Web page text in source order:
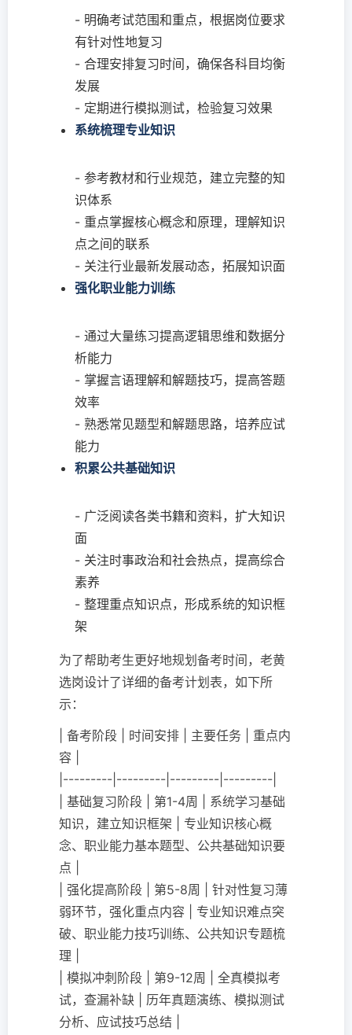
- 明确考试范围和重点，根据岗位要求
有针对性地复习
- 合理安排复习时间，确保各科目均衡
发展
- 定期进行模拟测试，检验复习效果
系统梳理专业知识
- 参考教材和行业规范，建立完整的知
识体系
- 重点掌握核心概念和原理，理解知识
点之间的联系
- 关注行业最新发展动态，拓展知识面
强化职业能力训练
- 通过大量练习提高逻辑思维和数据分
析能力
- 掌握言语理解和解题技巧，提高答题
效率
- 熟悉常见题型和解题思路，培养应试
能力
积累公共基础知识
- 广泛阅读各类书籍和资料，扩大知识
面
- 关注时事政治和社会热点，提高综合
素养
- 整理重点知识点，形成系统的知识框
架
为了帮助考生更好地规划备考时间，老黄
选岗设计了详细的备考计划表，如下所
示：
| 备考阶段 | 时间安排 | 主要任务 | 重点内
容 |
|---------|---------|---------|---------|
| 基础复习阶段 | 第1-4周 | 系统学习基础
知识，建立知识框架 | 专业知识核心概
念、职业能力基本题型、公共基础知识要
点 |
| 强化提高阶段 | 第5-8周 | 针对性复习薄
弱环节，强化重点内容 | 专业知识难点突
破、职业能力技巧训练、公共知识专题梳
理 |
| 模拟冲刺阶段 | 第9-12周 | 全真模拟考
试，查漏补缺 | 历年真题演练、模拟测试
分析、应试技巧总结 |